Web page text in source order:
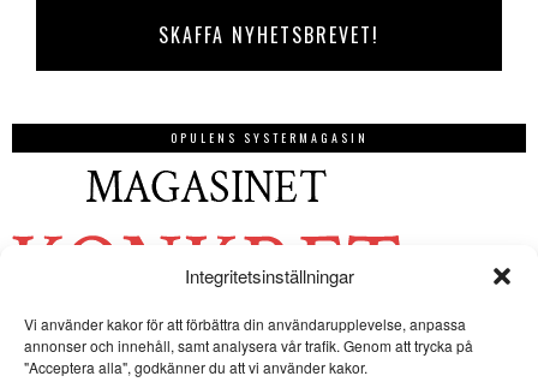
Integritetsinställningar
Vi använder kakor för att förbättra din användarupplevelse, anpassa
annonser och innehåll, samt analysera vår trafik. Genom att trycka på
"Acceptera alla", godkänner du att vi använder kakor.
OPULENS SYSTERMAGASIN